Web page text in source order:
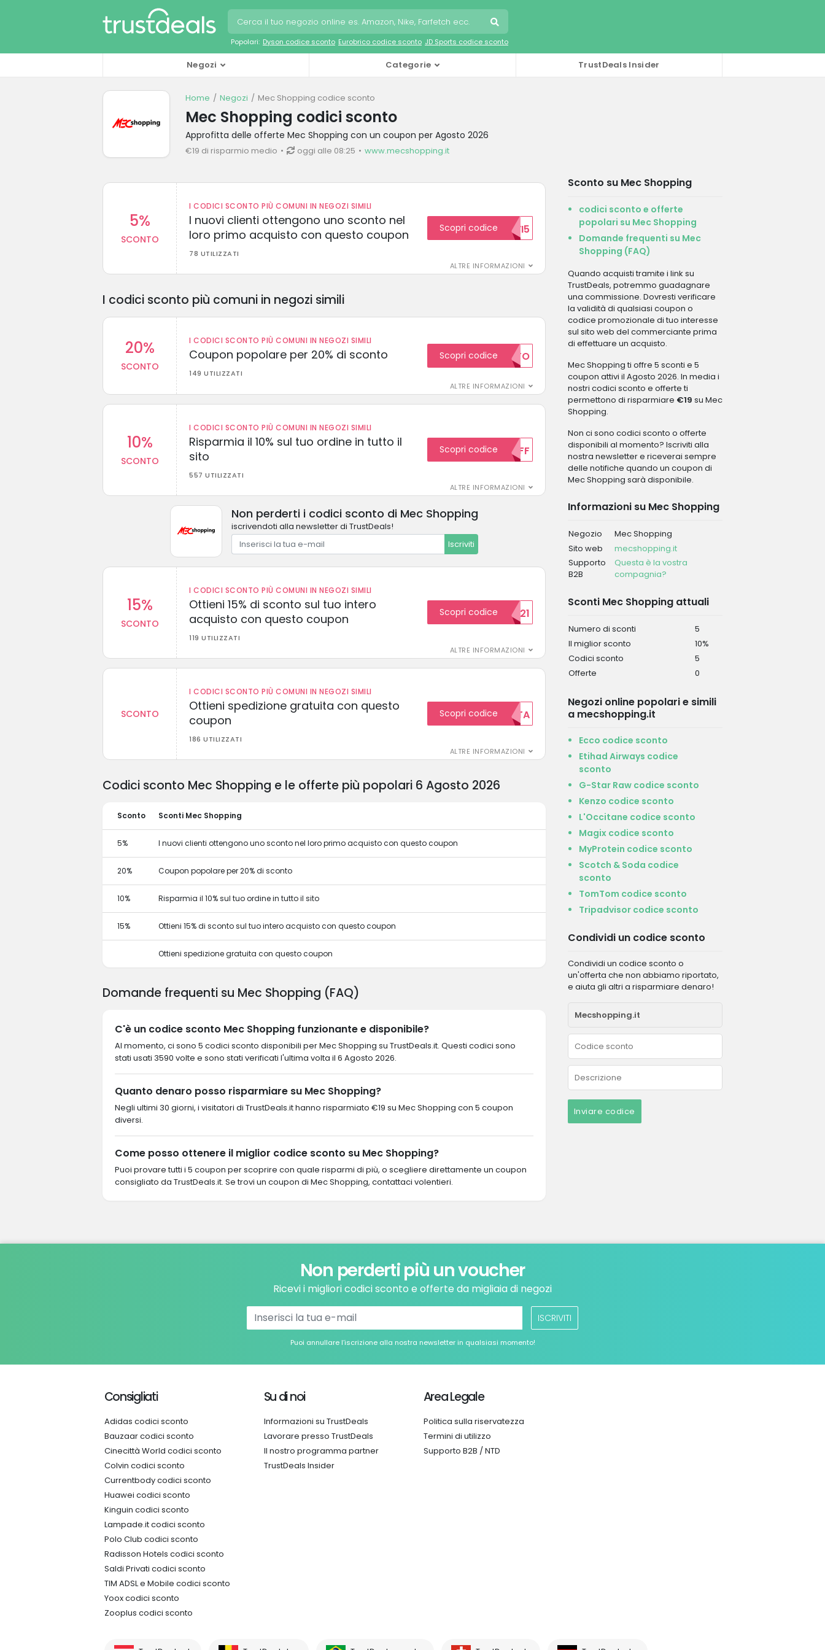
Popolari: Dyson codice sconto Eurobrico codice sconto JD Sports codice sconto
Negozi Categorie TrustDeals Insider
Home Negozi Mec Shopping codice sconto
Mec Shopping codici sconto
Approfitta delle offerte Mec Shopping con un coupon per Agosto 2026
€19 di risparmio medio oggi alle 08:25 www.mecshopping.it
5%
SCONTO
I CODICI SCONTO PIÙ COMUNI IN NEGOZI SIMILI
I nuovi clienti ottengono uno sconto nel
loro primo acquisto con questo coupon
78 UTILIZZATI
ALTRE INFORMAZIONI
Scopri codiceNUOVI5
I codici sconto più comuni in negozi simili
20%
SCONTO
I CODICI SCONTO PIÙ COMUNI IN NEGOZI SIMILI
Coupon popolare per 20% di sconto
149 UTILIZZATI
ALTRE INFORMAZIONI
Scopri codice20SCONTO
10%
SCONTO
I CODICI SCONTO PIÙ COMUNI IN NEGOZI SIMILI
Risparmia il 10% sul tuo ordine in tutto il
sito
557 UTILIZZATI
ALTRE INFORMAZIONI
Scopri codice 10OFF
Non perderti i codici sconto di Mec Shopping
iscrivendoti alla newsletter di TrustDeals!
Iscriviti
15%
SCONTO
I CODICI SCONTO PIÙ COMUNI IN NEGOZI SIMILI
Ottieni 15% di sconto sul tuo intero
acquisto con questo coupon
119 UTILIZZATI
ALTRE INFORMAZIONI
Scopri codice
15SCONTO2021
SCONTO
I CODICI SCONTO PIÙ COMUNI IN NEGOZI SIMILI
Ottieni spedizione gratuita con questo
coupon
186 UTILIZZATI
ALTRE INFORMAZIONI
Scopri codiceGRATUITA
Sconto su Mec Shopping
codici sconto e offerte
popolari su Mec Shopping
Domande frequenti su Mec
Shopping (FAQ)
Quando acquisti tramite i link su
TrustDeals, potremmo guadagnare
una commissione. Dovresti verificare
la validità di qualsiasi coupon o
codice promozionale di tuo interesse
sul sito web del commerciante prima
di effettuare un acquisto.
Mec Shopping ti offre 5 sconti e 5
coupon attivi il Agosto 2026. In media i
nostri codici sconto e offerte ti
permettono di risparmiare €19 su Mec
Shopping.
Non ci sono codici sconto o offerte
disponibili al momento? Iscriviti alla
nostra newsletter e riceverai sempre
delle notifiche quando un coupon di
Mec Shopping sarà disponibile.
Informazioni su Mec Shopping
Negozio
Mec Shopping
Sito web
mecshopping.it
Supporto
B2B
Questa è la vostra
compagnia?
Sconti Mec Shopping attuali
Numero di sconti
5
Il miglior sconto
10%
Codici sconto
5
Offerte
0
Negozi online popolari e simili
a mecshopping.it
Ecco codice sconto
Etihad Airways codice
sconto
G-Star Raw codice sconto
Kenzo codice sconto
L'Occitane codice sconto
Magix codice sconto
MyProtein codice sconto
Scotch & Soda codice
sconto
TomTom codice sconto
Tripadvisor codice sconto
Condividi un codice sconto
Condividi un codice sconto o
un'offerta che non abbiamo riportato,
e aiuta gli altri a risparmiare denaro!
Inviare codice
Codici sconto Mec Shopping e le offerte più popolari 6 Agosto 2026
Sconto Sconti Mec Shopping
5% I nuovi clienti ottengono uno sconto nel loro primo acquisto con questo coupon
20% Coupon popolare per 20% di sconto
10% Risparmia il 10% sul tuo ordine in tutto il sito
15% Ottieni 15% di sconto sul tuo intero acquisto con questo coupon
Ottieni spedizione gratuita con questo coupon
Domande frequenti su Mec Shopping (FAQ)
C'è un codice sconto Mec Shopping funzionante e disponibile?
Al momento, ci sono 5 codici sconto disponibili per Mec Shopping su TrustDeals.it. Questi codici sono
stati usati 3590 volte e sono stati verificati l'ultima volta il 6 Agosto 2026.
Quanto denaro posso risparmiare su Mec Shopping?
Negli ultimi 30 giorni, i visitatori di TrustDeals.it hanno risparmiato €19 su Mec Shopping con 5 coupon
diversi.
Come posso ottenere il miglior codice sconto su Mec Shopping?
Puoi provare tutti i 5 coupon per scoprire con quale risparmi di più, o scegliere direttamente un coupon
consigliato da TrustDeals.it. Se trovi un coupon di Mec Shopping, contattaci volentieri.
Non perderti più un voucher
Ricevi i migliori codici sconto e offerte da migliaia di negozi
ISCRIVITI
Puoi annullare l’iscrizione alla nostra newsletter in qualsiasi momento!
Consigliati
Adidas codici sconto
Bauzaar codici sconto
Cinecittà World codici sconto
Colvin codici sconto
Currentbody codici sconto
Huawei codici sconto
Kinguin codici sconto
Lampade.it codici sconto
Polo Club codici sconto
Radisson Hotels codici sconto
Saldi Privati codici sconto
TIM ADSL e Mobile codici sconto
Yoox codici sconto
Zooplus codici sconto
Su di noi
Informazioni su TrustDeals
Lavorare presso TrustDeals
Il nostro programma partner
TrustDeals Insider
Area Legale
Politica sulla riservatezza
Termini di utilizzo
Supporto B2B / NTD